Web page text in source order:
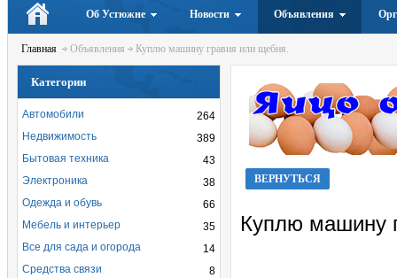
Об Устюжне Новости Объявления
Главная Объявления Куплю машину гравия или щебня.
ВЕРНУТЬСЯ
Куплю машину
Категории
264
Автомобили
389
Недвижимость
43
Бытовая техника
38
Электроника
66
Одежда и обувь
35
Мебель и интерьер
14
Все для сада и огорода
8
Средства связи